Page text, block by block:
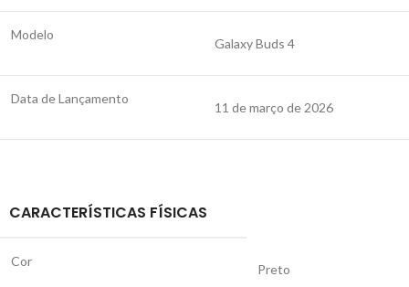
Modelo
Galaxy Buds 4
Data de Lançamento
11 de março de 2026
CARACTERÍSTICAS FÍSICAS
Cor
Preto